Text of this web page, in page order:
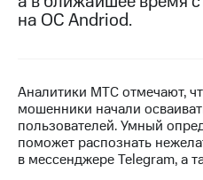
Достижения
Финансовая
отчетность
Контакты
на ОС Andriod.
Аналитики МТС отмечают,
мошенники начали
пользователей. Умный
поможет распознать
в мессенджере Telegram, а